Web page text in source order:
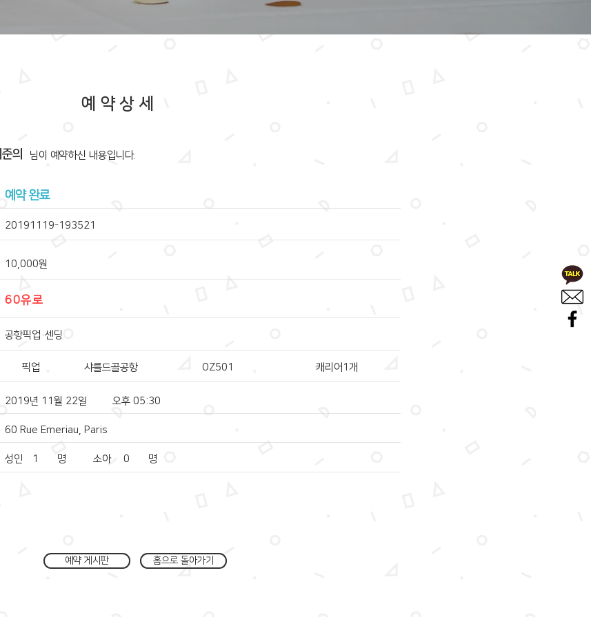
예약상세
의 ​님이 예약하신 내용입니다.
2019년 11월 22일 오후 05:30
60유로
20191119-193521
공항픽업·센딩
픽업
예약 완료
60 Rue Emeriau, Paris
성인 1 명 소아 0 명
캐리어1개
OZ501
샤를드골공항
10,000원
예약 게시판 홈으로 돌아가기